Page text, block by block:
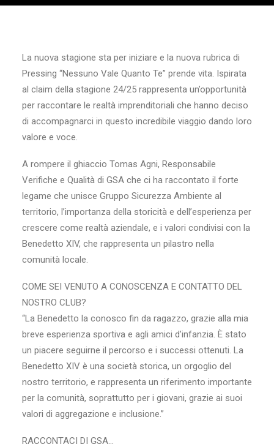
La nuova stagione sta per iniziare e la nuova rubrica di
Pressing “Nessuno Vale Quanto Te” prende vita. Ispirata
al claim della stagione 24/25 rappresenta un’opportunità
per raccontare le realtà imprenditoriali che hanno deciso
di accompagnarci in questo incredibile viaggio dando loro
valore e voce.
A rompere il ghiaccio Tomas Agni, Responsabile
Verifiche e Qualità di GSA che ci ha raccontato il forte
legame che unisce Gruppo Sicurezza Ambiente al
territorio, l’importanza della storicità e dell’esperienza per
crescere come realtà aziendale, e i valori condivisi con la
Benedetto XIV, che rappresenta un pilastro nella
comunità locale.
COME SEI VENUTO A CONOSCENZA E CONTATTO DEL
NOSTRO CLUB?
“La Benedetto la conosco fin da ragazzo, grazie alla mia
breve esperienza sportiva e agli amici d’infanzia. È stato
un piacere seguirne il percorso e i successi ottenuti. La
Benedetto XIV è una società storica, un orgoglio del
nostro territorio, e rappresenta un riferimento importante
per la comunità, soprattutto per i giovani, grazie ai suoi
valori di aggregazione e inclusione.”
RACCONTACI DI GSA…